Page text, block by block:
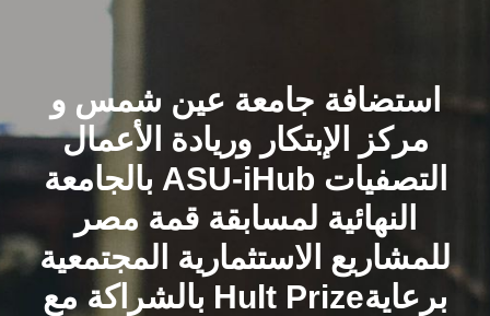
الشئون الأكاديمية
البحث العلمي
الرعاية الصحية
المراكز والوحدات
استضافة جامعة عين شمس و
مركز الإبتكار وريادة الأعمال
بالجامعة ASU-iHub التصفيات
النهائية لمسابقة قمة مصر
للمشاريع الاستثمارية المجتمعية
بالشراكة مع Hult Prizeبرعاية